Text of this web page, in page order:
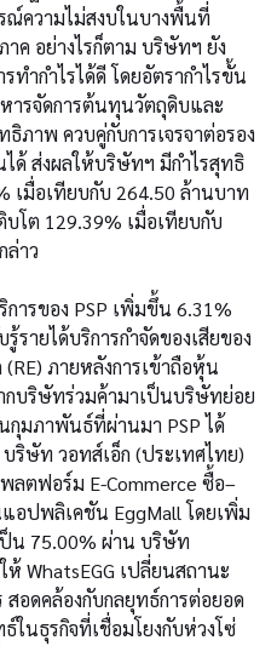
ณ์ความไม่สงบในบางพื้นที่
ค อย่างไรก็ตาม บริษัทฯ ยัง
ทำกำไรได้ดี โดยอัตรากำไรขั้น
ารจัดการต้นทุนวัตถุดิบและ
ภาพ ควบคู่กับการเจรจาต่อรอง
ด้ ส่งผลให้บริษัทฯ มีกำไรสุทธิ
เมื่อเทียบกับ 264.50 ล้านบาท
โต 129.39% เมื่อเทียบกับ
ล่าว
ารของ PSP เพิ่มขึ้น 6.31%
รายได้บริการกำจัดของเสียของ
ภายหลังการเข้าถือหุ้น
กบริษัทร่วมค้ามาเป็นบริษัทย่อย
กุมภาพันธ์ที่ผ่านมา PSP ได้
ริษัท วอทส์เอ็ก (ประเทศไทย)
ลตฟอร์ม E-Commerce ซื้อ–
ปพลิเคชัน EggMall โดยเพิ่ม
น 75.00% ผ่าน บริษัท
ห้ WhatsEGG เปลี่ยนสถานะ
อดคล้องกับกลยุทธ์การต่อยอด
ในธุรกิจที่เชื่อมโยงกับห่วงโซ่